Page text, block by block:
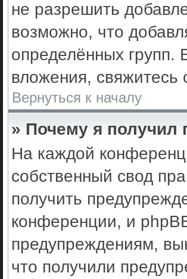
не разрешить
возможно, что
определённых групп.
вложения,
Вернуться к началу
» Почему я получил
На каждой
собственный свод
получить
конференции, и
предупреждениям,
что получили